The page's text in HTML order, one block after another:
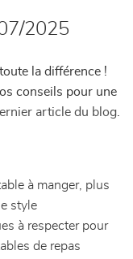
2025
la différence !
conseils pour une
article du blog.
à manger, plus
style
à respecter pour
de repas